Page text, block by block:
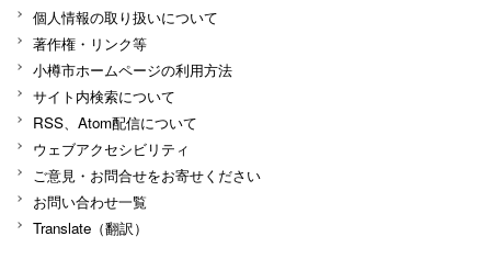
個人情報の取り扱いについて
著作権・リンク等
小樽市ホームページの利用方法
サイト内検索について
RSS、Atom配信について
ウェブアクセシビリティ
ご意見・お問合せをお寄せください
お問い合わせ一覧
Translate（翻訳）